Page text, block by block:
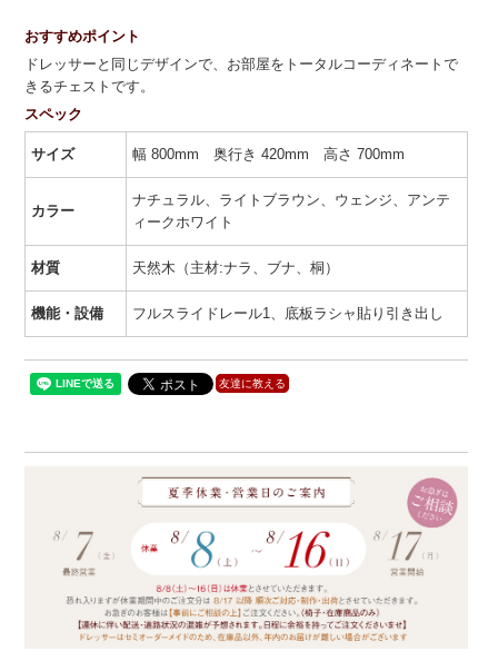
おすすめポイント
ドレッサーと同じデザインで、お部屋をトータルコーディネートで
きるチェストです。
スペック
サイズ 幅 800mm 奥行き 420mm 高さ 700mm
カラー
ナチュラル、ライトブラウン、ウェンジ、アンテ
ィークホワイト
材質 天然木（主材:ナラ、ブナ、桐）
機能・設備 フルスライドレール1、底板ラシャ貼り引き出し
友達に教える